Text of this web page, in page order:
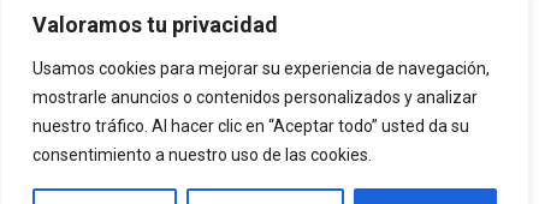
Valoramos tu privacidad
Usamos cookies para mejorar su experiencia de navegación,
mostrarle anuncios o contenidos personalizados y analizar
nuestro tráfico. Al hacer clic en “Aceptar todo” usted da su
consentimiento a nuestro uso de las cookies.
Teléfono: 624 27 86 94Email: hola@lindeza.es